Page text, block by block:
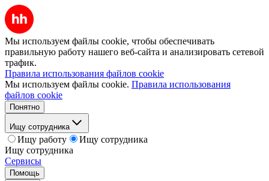
Мы используем файлы cookie, чтобы обеспечивать
правильную работу нашего веб-сайта и анализировать сетевой
трафик.
Правила использования файлов cookie
Мы используем файлы cookie. Правила использования
файлов cookie
Понятно
Ищу сотрудника
Ищу работу
Ищу сотрудника
Ищу сотрудника
Сервисы
Помощь